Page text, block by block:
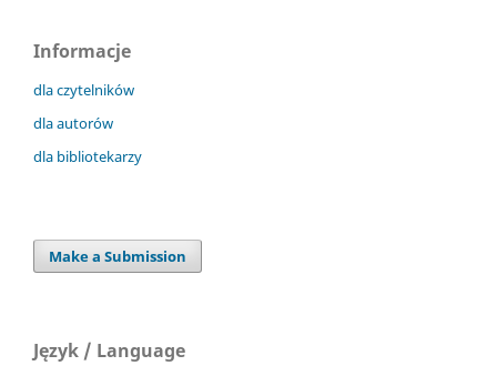
Informacje
dla czytelników
dla autorów
dla bibliotekarzy
Make a Submission
Język / Language